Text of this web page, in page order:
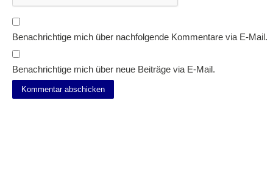
Benachrichtige mich über nachfolgende Kommentare via E-Mail.
Benachrichtige mich über neue Beiträge via E-Mail.